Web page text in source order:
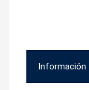
Información